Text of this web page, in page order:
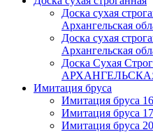
Доска сухая
Архангельская
Доска сухая
Архангельская
Доска Сухая
Имитация бруса
Имитация бруса
Имитация бруса
Имитация бруса